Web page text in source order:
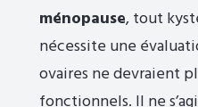
ménopause, tout
nécessite une
ovaires ne devraient